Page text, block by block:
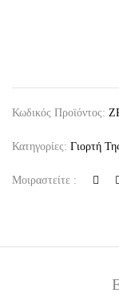
Κωδικός Προϊόντος:
Κατηγορίες: Γιορτή
Μοιραστείτε :